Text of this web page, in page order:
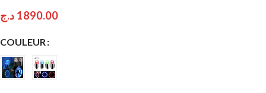
1890.00 د.ج
COULEUR